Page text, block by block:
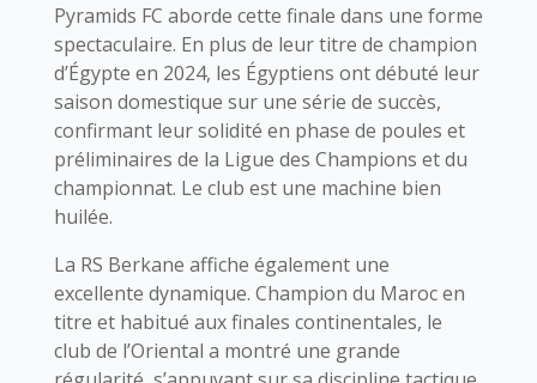
Pyramids FC aborde cette finale dans une forme
spectaculaire. En plus de leur titre de champion
d’Égypte en 2024, les Égyptiens ont débuté leur
saison domestique sur une série de succès,
confirmant leur solidité en phase de poules et
préliminaires de la Ligue des Champions et du
championnat. Le club est une machine bien
huilée.
La RS Berkane affiche également une
excellente dynamique. Champion du Maroc en
titre et habitué aux finales continentales, le
club de l’Oriental a montré une grande